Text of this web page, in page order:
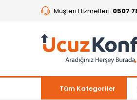
Müşteri Hizmetleri: 0507
Tüm Kategoriler